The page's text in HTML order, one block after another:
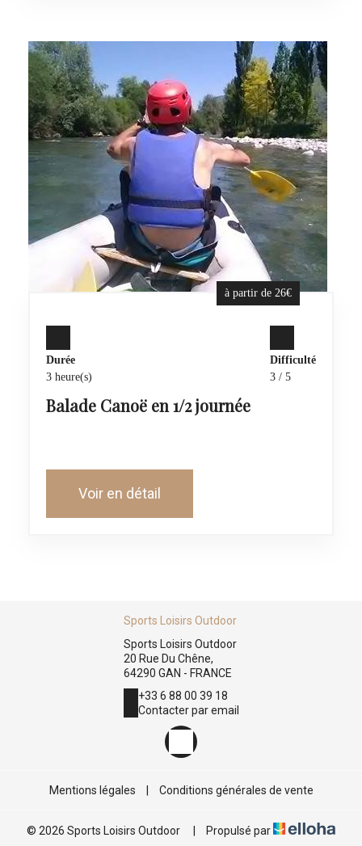
à partir de 26€
Durée
3 heure(s)
Difficulté
3 / 5
Balade Canoë en 1/2 journée
Voir en détail
Sports Loisirs Outdoor
Sports Loisirs Outdoor
20 Rue Du Chêne,
64290 GAN - FRANCE
+33 6 88 00 39 18
Contacter par email
Mentions légales Conditions générales de vente
© 2026 Sports Loisirs Outdoor Propulsé par